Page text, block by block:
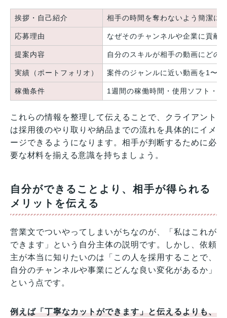
挨拶・自己紹介 相手の時間を奪わないよう簡潔に
応募理由 なぜそのチャンネルや企業に貢献
提案内容 自分のスキルが相手の動画にどの
実績（ポートフォリオ） 案件のジャンルに近い動画を1〜3
稼働条件 1週間の稼働時間・使用ソフト・
これらの情報を整理して伝えることで、クライアント
は採用後のやり取りや納品までの流れを具体的にイメ
ージできるようになります。相手が判断するために必
要な材料を揃える意識を持ちましょう。
自分ができることより、相手が得られる
メリットを伝える
営業文でついやってしまいがちなのが、「私はこれが
できます」という自分主体の説明です。しかし、依頼
主が本当に知りたいのは「この人を採用することで、
自分のチャンネルや事業にどんな良い変化があるか」
という点です。
例えば「丁寧なカットができます」と伝えるよりも、